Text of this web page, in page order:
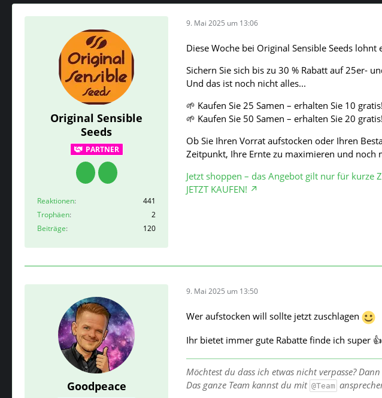
Original Sensible
Seeds
PARTNER
Reaktionen
441
Trophäen
2
Beiträge
120
9. Mai 2025 um 13:06
Diese Woche bei Original Sensible Seeds lohnt
Sichern Sie sich bis zu 30 % Rabatt auf 25er-
Und das ist noch nicht alles...
🌱 Kaufen Sie 25 Samen – erhalten Sie 10 gratis!
🌱 Kaufen Sie 50 Samen – erhalten Sie 20 gratis!
Ob Sie Ihren Vorrat aufstocken oder Ihren
Zeitpunkt, Ihre Ernte zu maximieren und noch
Jetzt shoppen – das Angebot gilt nur für kurze
JETZT KAUFEN!
Goodpeace
9. Mai 2025 um 13:50
Wer aufstocken will sollte jetzt zuschlagen
Ihr bietet immer gute Rabatte finde ich super 👍
Möchtest du dass ich etwas nicht verpasse?
Das ganze Team kannst du mit @Team